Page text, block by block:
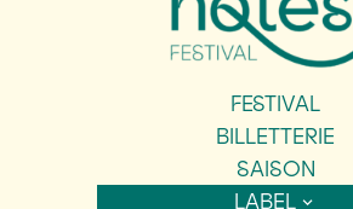
FESTIVAL
BILLETTERIE
SAISON
LABEL